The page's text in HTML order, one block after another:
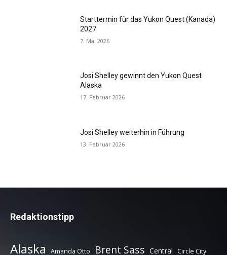
Starttermin für das Yukon Quest (Kanada)
2027
7. Mai 2026
Josi Shelley gewinnt den Yukon Quest
Alaska
17. Februar 2026
Josi Shelley weiterhin in Führung
13. Februar 2026
Redaktionstipp
Alaska Amanda Otto Brent Sass Central Circle City